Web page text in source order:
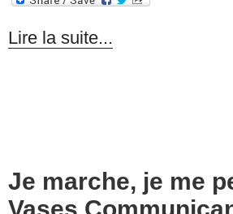
Lire la suite...
Je marche, je me
Vases